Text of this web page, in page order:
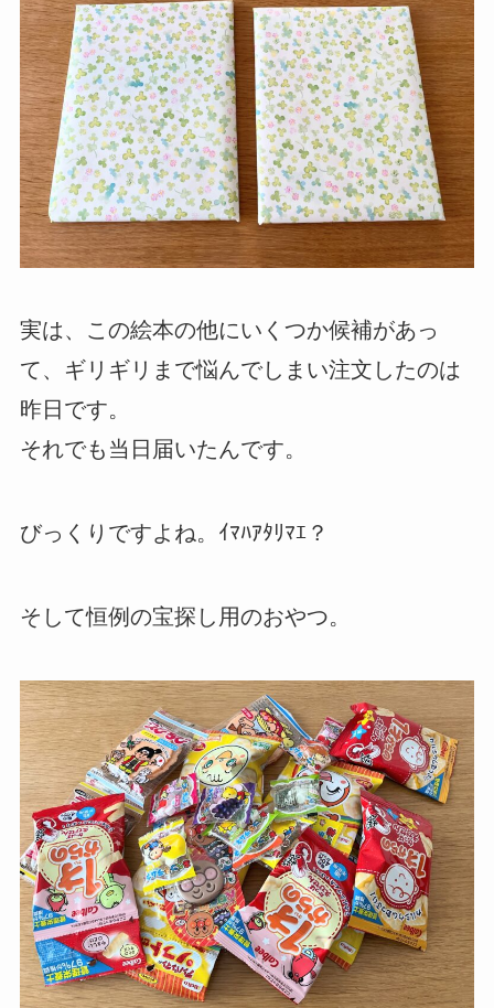
実は、この絵本の他にいくつか候補があっ
て、ギリギリまで悩んでしまい注文したのは
昨日です。
それでも当日届いたんです。
びっくりですよね。ｲﾏﾊｱﾀﾘﾏｴ？
そして恒例の宝探し用のおやつ。